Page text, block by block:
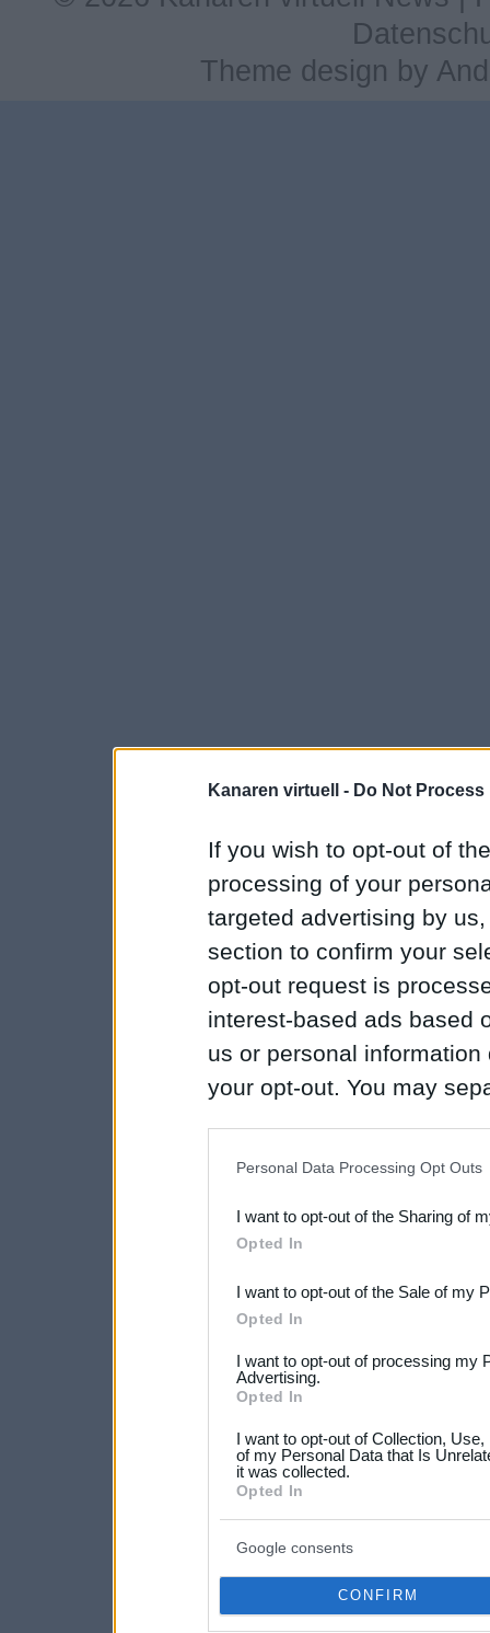
Kanaren virtuell - Do Not
If you wish to opt-out of
processing of your
targeted advertising by
section to confirm your
opt-out request is
interest-based ads based
us or personal
your opt-out. You may
Downstream Participants
third parties.
Please note that this
not limited to your visit or
grant or deny consent to
your data for below
consent section.
Personal Data Processing Opt Outs
I want to opt-out of the Sharing of
Opted In
I want to opt-out of the Sale of my
Opted In
I want to opt-out of processing my
Advertising.
Opted In
I want to opt-out of Collection,
of my Personal Data that Is
it was collected.
Opted In
Google consents
CONFIRM
Theme design by